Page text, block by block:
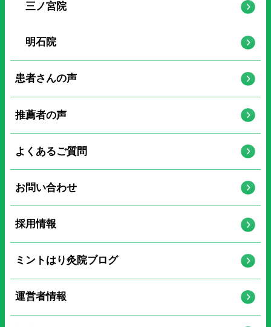
三ノ宮院
明石院
患者さんの声
推薦者の声
よくあるご質問
お問い合わせ
採用情報
ミントはり灸院ブログ
運営者情報